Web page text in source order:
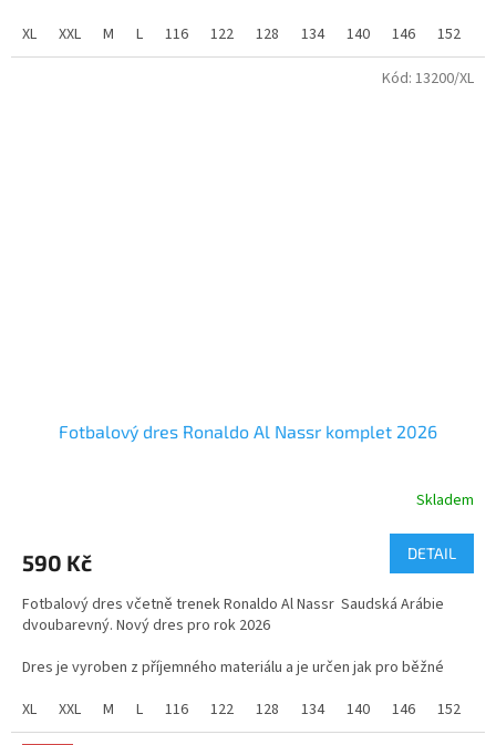
Dres dodáváme jak v dětských tak dospělých velikostech.
XL XXL M L 116 122 128 134 140 146 152
Fotbalový dres Ronaldo Al Nassr komplet 2026
je
z
5
Skladem
590 Kč DETAIL
Fotbalový dres včetně trenek Ronaldo Al Nassr Saudská Arábie
dvoubarevný. Nový dres pro rok 2026
Dres je vyroben z příjemného materiálu a je určen jak pro běžné
Nový dres pro rok 2026
XL XXL M L 116 122 128 134 140 146 152
Kód: 13200/XL